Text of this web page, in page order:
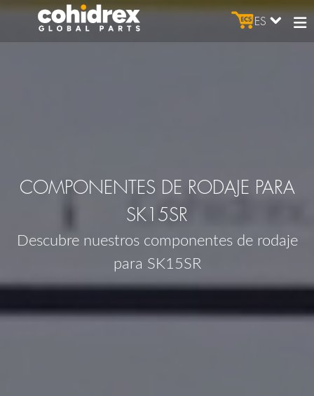
ES
COMPONENTES DE RODAJE PARA
SK15SR
Descubre nuestros componentes de rodaje
para SK15SR